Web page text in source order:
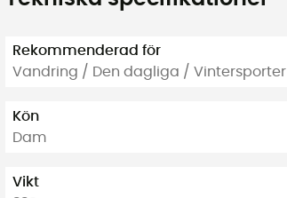
Rekommenderad för
Vandring / Den dagliga / Vintersporter
Kön
Dam
Vikt